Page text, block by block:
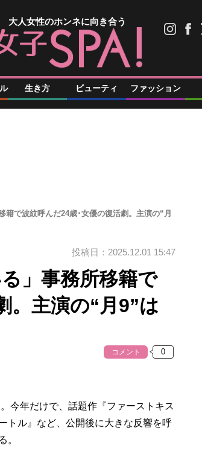
大人女性のホンネに向き合う
生き方 ビューティ ファッション
籍で波紋呼んだ24歳･女優の復活劇。主演の“月
投稿日：2025.12.01 15:47
」事務所移籍で
。主演の“月9”は
コメント
今年だけで、話題作『ファーストキス
トル』など、公開後に大きな反響を呼
。